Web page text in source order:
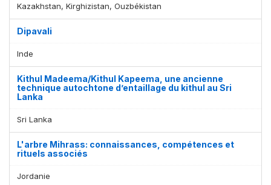
Kazakhstan, Kirghizistan, Ouzbékistan
Dipavali
Inde
Kithul Madeema/Kithul Kapeema, une ancienne
technique autochtone d’entaillage du kithul au Sri
Lanka
Sri Lanka
L'arbre Mihrass: connaissances, compétences et
rituels associés
Jordanie